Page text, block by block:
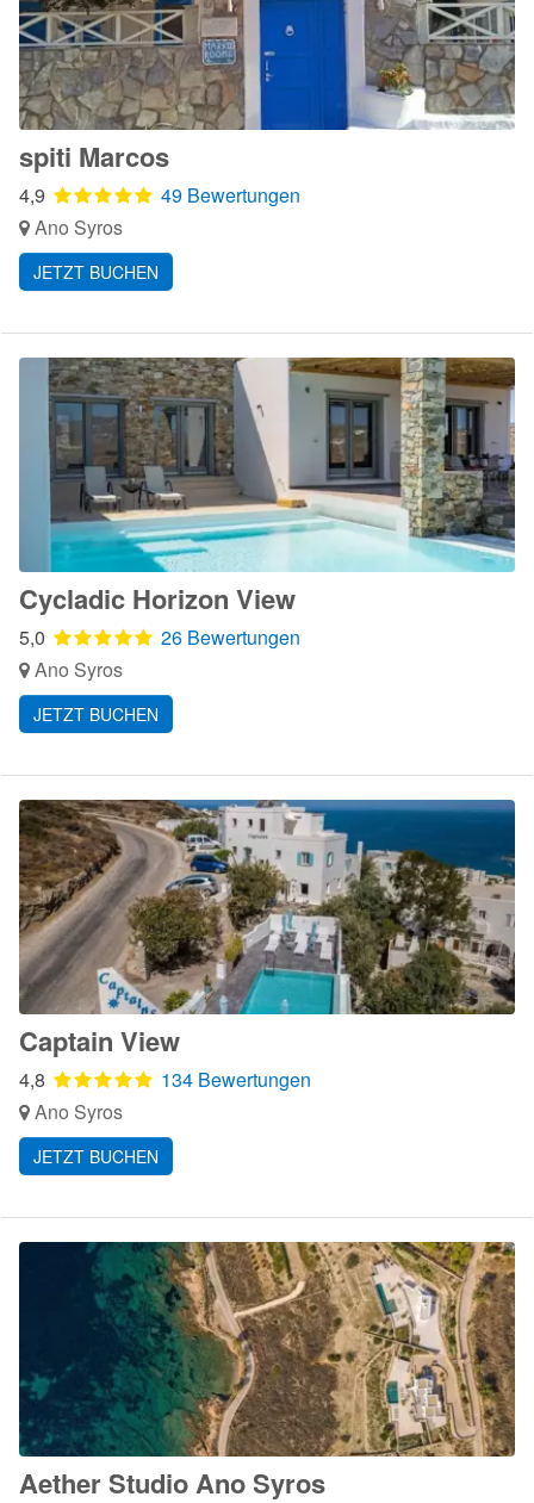
spiti Marcos
4,9
49 Bewertungen
Ano Syros
JETZT BUCHEN
Cycladic Horizon View
5,0
26 Bewertungen
Ano Syros
JETZT BUCHEN
Captain View
4,8
134 Bewertungen
Ano Syros
JETZT BUCHEN
Aether Studio Ano Syros